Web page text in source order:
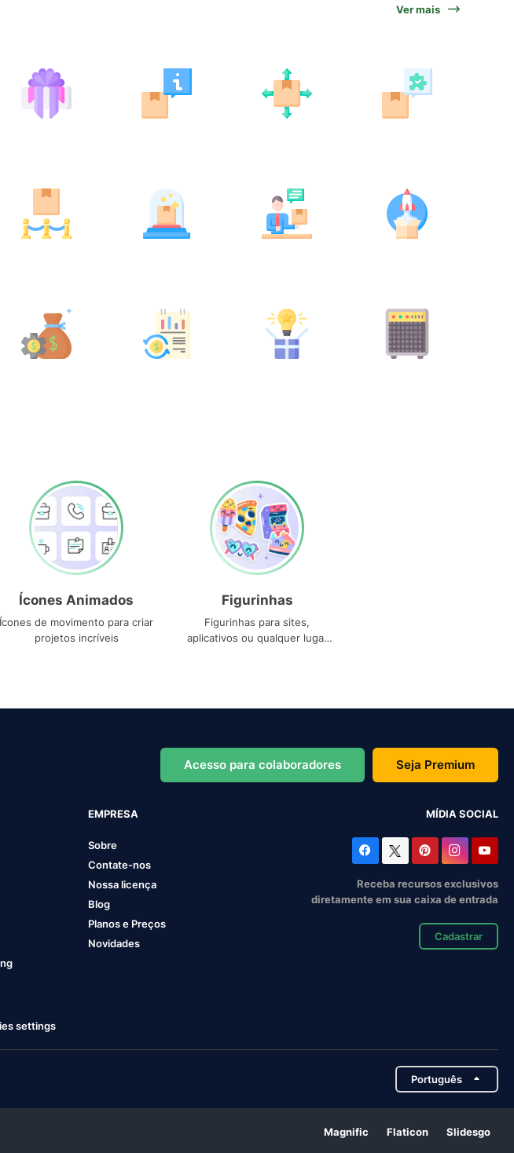
Ver mais
Ícones Animados
Ícones de movimento para criar
projetos incríveis
Figurinhas
Figurinhas para sites,
aplicativos ou qualquer lugar
Acesso para colaboradores Seja Premium
EMPRESA
Sobre
Contate-nos
Nossa licença
Blog
Planos e Preços
Novidades
MÍDIA SOCIAL
Receba recursos exclusivos
diretamente em sua caixa de entrada
Cadastrar
settings
Português
Magnific Flaticon Slidesgo